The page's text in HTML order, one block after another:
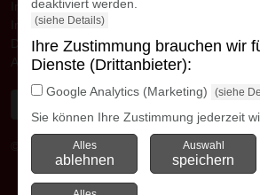
Interne Downloads
Impressum
Datenschutzerklärung
AGB
© avanti GmbH Kontakte Niederlassungen
deaktiviert werden.
(siehe Details)
Ihre Zustimmung brauchen wir
Dienste (Drittanbieter):
Google Analytics (Marketing) (siehe
Sie können Ihre Zustimmung jederzeit
Alles
ablehnen
Auswahl
speichern